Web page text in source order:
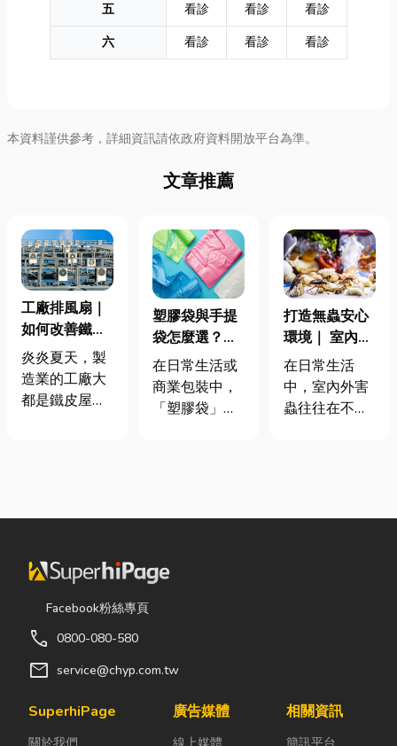
五
看診 看診
看診
六
看診 看診 看診
本資料謹供參考，詳細資訊請依政府資料開放平台為準。
文章推薦
工廠排風扇｜
如何改善鐵皮
屋頂廠房的溫
度
炎炎夏天，製
造業的工廠大
都是鐵皮屋
是最快速心較
以下小編會說
明工廠排風扇
的原理及建議
置。 工廠排風
扇｜改善溫度
塑膠袋與手提
袋怎麼選？材
質、用途與耐
重度一次看懂
在日常生活或
商業包裝中，
「塑膠袋」與
具，但實際上
景上，其實差
性，還可能造
商品損壞。 這
打造無蟲安心
環境｜ 室內外
害蟲防治全攻
略
在日常生活
中，室內外害
蟲往往在不知
渣或積水，容
吸引白蟻、蛾
Facebook粉絲專頁
call 0800-080-580
mail service@chyp.com.tw
SuperhiPage
關於我們
廣告媒體
線上媒體
相關資訊
簡訊平台